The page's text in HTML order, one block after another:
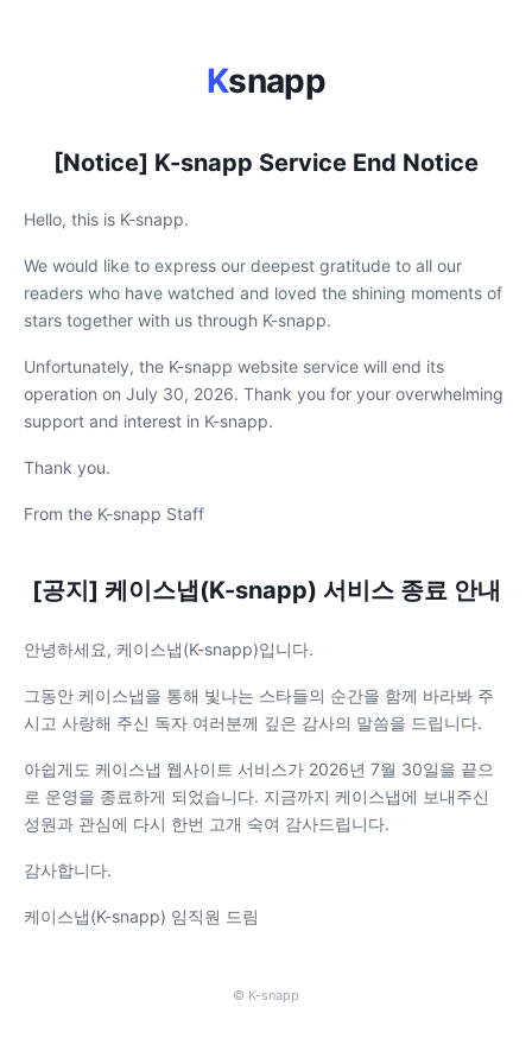
Ksnapp
[Notice] K-snapp Service End Notice
Hello, this is K-snapp.
We would like to express our deepest gratitude to all our
readers who have watched and loved the shining moments of
stars together with us through K-snapp.
Unfortunately, the K-snapp website service will end its
operation on July 30, 2026. Thank you for your overwhelming
support and interest in K-snapp.
Thank you.
From the K-snapp Staff
[공지] 케이스냅(K-snapp) 서비스 종료 안내
안녕하세요, 케이스냅(K-snapp)입니다.
그동안 케이스냅을 통해 빛나는 스타들의 순간을 함께 바라봐 주
시고 사랑해 주신 독자 여러분께 깊은 감사의 말씀을 드립니다.
아쉽게도 케이스냅 웹사이트 서비스가 2026년 7월 30일을 끝으
로 운영을 종료하게 되었습니다. 지금까지 케이스냅에 보내주신
성원과 관심에 다시 한번 고개 숙여 감사드립니다.
감사합니다.
케이스냅(K-snapp) 임직원 드림
© K-snapp